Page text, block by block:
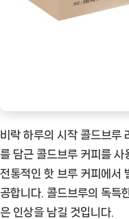
비락 하루의 시작 콜드브루
를 담근 콜드브루 커피를
전통적인 핫 브루 커피에서
공합니다. 콜드브루의 독특
은 인상을 남길 것입니다.